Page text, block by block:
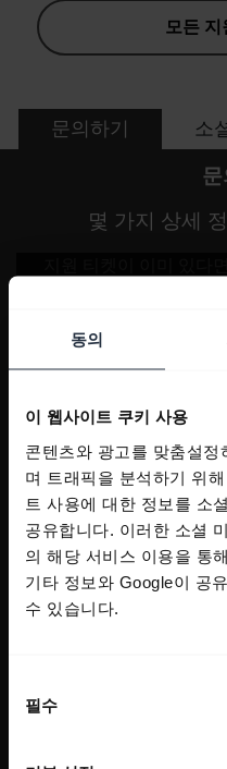
동의
이 웹사이트 쿠키 사용
콘텐츠와 광고를 맞춤설
며 트래픽을 분석하기 위
트 사용에 대한 정보를 소
공유합니다. 이러한 소셜
의 해당 서비스 이용을 통
기타 정보와 Google이 공
수 있습니다.
필수
모든 지
문의하기 소
문
몇 가지 상세